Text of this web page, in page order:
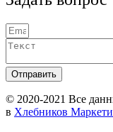
Отправить
© 2020-2021 Вcе
в Хлебников